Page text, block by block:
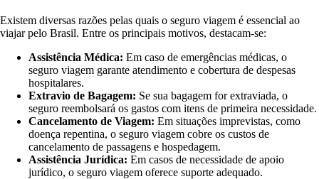
Existem diversas razões pelas quais o seguro viagem é essencial ao
viajar pelo Brasil. Entre os principais motivos, destacam-se:
Assistência Médica: Em caso de emergências médicas, o
seguro viagem garante atendimento e cobertura de despesas
hospitalares.
Extravio de Bagagem: Se sua bagagem for extraviada, o
seguro reembolsará os gastos com itens de primeira necessidade.
Cancelamento de Viagem: Em situações imprevistas, como
doença repentina, o seguro viagem cobre os custos de
cancelamento de passagens e hospedagem.
Assistência Jurídica: Em casos de necessidade de apoio
jurídico, o seguro viagem oferece suporte adequado.